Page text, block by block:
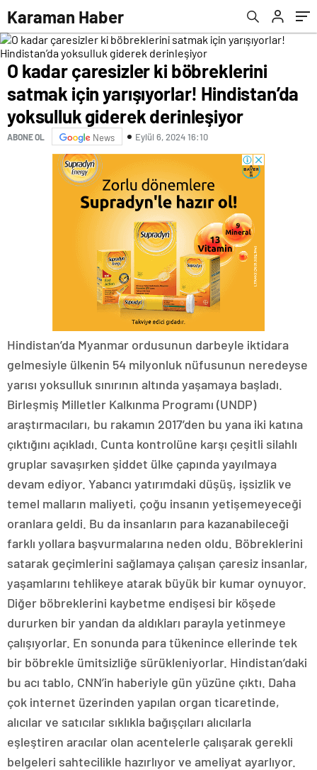
Karaman Haber
O kadar çaresizler ki böbreklerini
satmak için yarışıyorlar! Hindistan’da
yoksulluk giderek derinleşiyor
ABONE OL News Eylül 6, 2024 16:10
Hindistan’da Myanmar ordusunun darbeyle iktidara
gelmesiyle ülkenin 54 milyonluk nüfusunun neredeyse
yarısı yoksulluk sınırının altında yaşamaya başladı.
Birleşmiş Milletler Kalkınma Programı (UNDP)
araştırmacıları, bu rakamın 2017’den bu yana iki katına
çıktığını açıkladı. Cunta kontrolüne karşı çeşitli silahlı
gruplar savaşırken şiddet ülke çapında yayılmaya
devam ediyor. Yabancı yatırımdaki düşüş, işsizlik ve
temel malların maliyeti, çoğu insanın yetişemeyeceği
oranlara geldi. Bu da insanların para kazanabileceği
farklı yollara başvurmalarına neden oldu. Böbreklerini
satarak geçimlerini sağlamaya çalışan çaresiz insanlar,
yaşamlarını tehlikeye atarak büyük bir kumar oynuyor.
Diğer böbreklerini kaybetme endişesi bir köşede
dururken bir yandan da aldıkları parayla yetinmeye
çalışıyorlar. En sonunda para tükenince ellerinde tek
bir böbrekle ümitsizliğe sürükleniyorlar. Hindistan’daki
bu acı tablo, CNN’in haberiyle gün yüzüne çıktı. Daha
çok internet üzerinden yapılan organ ticaretinde,
alıcılar ve satıcılar sıklıkla bağışçıları alıcılarla
eşleştiren aracılar olan acentelerle çalışarak gerekli
belgeleri sahtecilikle hazırlıyor ve ameliyat ayarlıyor.